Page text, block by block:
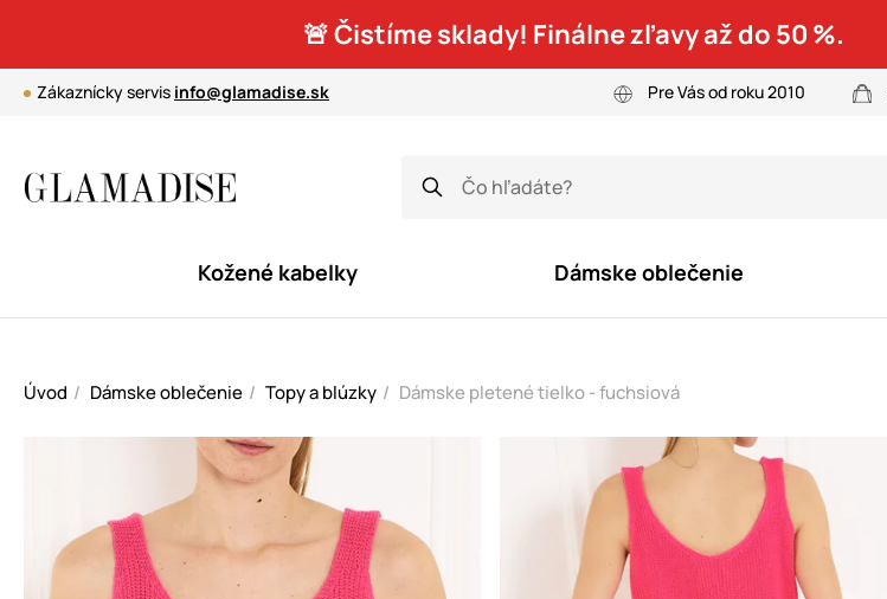
🚨 Čistíme sklady! Finálne zľavy až do 50 %.
Zákaznícky servis info@glamadise.sk Pre Vás od roku 2010
Kožené kabelky Dámske oblečenie
Úvod Dámske oblečenie Topy a blúzky Dámske pletené tielko - fuchsiová